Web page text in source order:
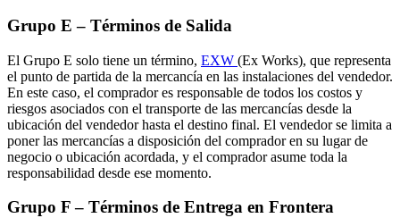
Grupo E – Términos de Salida
El Grupo E solo tiene un término, EXW (Ex Works), que representa
el punto de partida de la mercancía en las instalaciones del vendedor.
En este caso, el comprador es responsable de todos los costos y
riesgos asociados con el transporte de las mercancías desde la
ubicación del vendedor hasta el destino final. El vendedor se limita a
poner las mercancías a disposición del comprador en su lugar de
negocio o ubicación acordada, y el comprador asume toda la
responsabilidad desde ese momento.
Grupo F – Términos de Entrega en Frontera